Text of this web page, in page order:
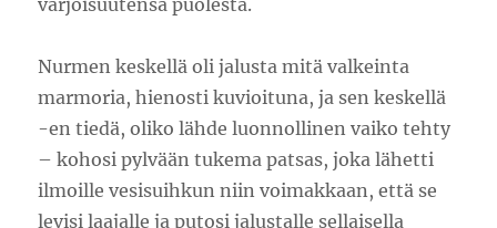
varjoisuutensa puolesta.
Nurmen keskellä oli jalusta mitä valkeinta
marmoria, hienosti kuvioituna, ja sen keskellä
-en tiedä, oliko lähde luonnollinen vaiko tehty
– kohosi pylvään tukema patsas, joka lähetti
ilmoille vesisuihkun niin voimakkaan, että se
levisi laajalle ja putosi jalustalle sellaisella